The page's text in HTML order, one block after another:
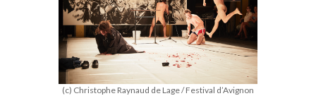
(c) Christophe Raynaud de Lage / Festival d’Avignon